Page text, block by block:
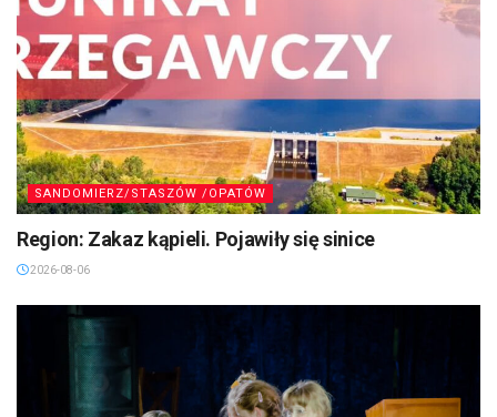
SANDOMIERZ/STASZÓW /OPATÓW
Region: Zakaz kąpieli. Pojawiły się sinice
2026-08-06